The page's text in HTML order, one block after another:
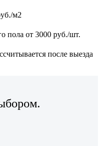
м2
пола от 3000 руб./шт.
после выезда